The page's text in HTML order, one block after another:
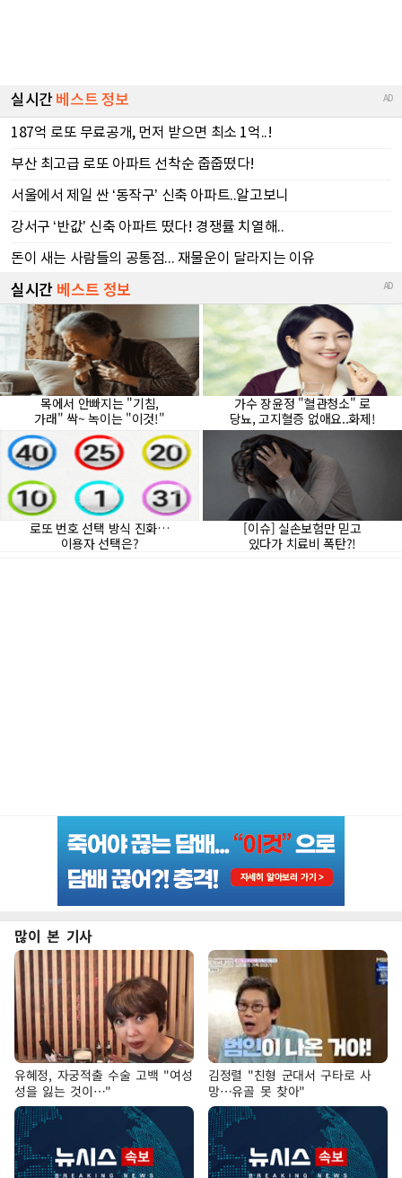
많이 본 기사
유혜정, 자궁적출 수술 고백 "여성
성을 잃는 것이…"
김정렬 "친형 군대서 구타로 사
망…유골 못 찾아"